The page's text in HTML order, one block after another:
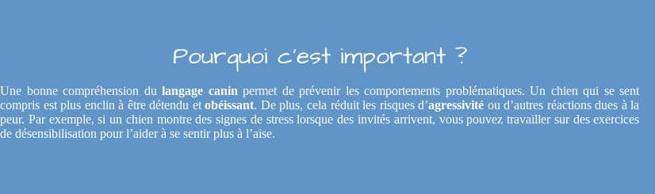
Pourquoi c'est important ?
Une bonne compréhension dulangage canin permet de prévenir les comportements problématiques. Un chien qui se sent
compris est plus enclin à être détendu etobéissant. De plus, cela réduit les risques d’agressivité ou d’autres réactions dues à la
peur. Par exemple, si un chien montre des signes de stress lorsque des invités arrivent, vous pouvez travailler sur des exercices
de désensibilisation pour l’aider à se sentir plus à l’aise.